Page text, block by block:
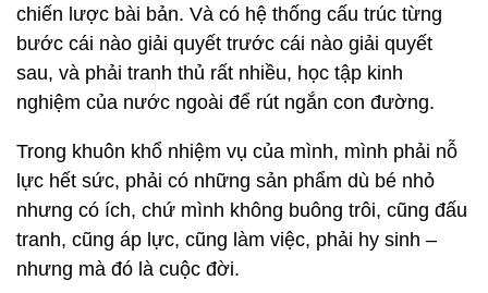
chiến lược bài bản. Và có hệ thống cấu trúc từng
bước cái nào giải quyết trước cái nào giải quyết
sau, và phải tranh thủ rất nhiều, học tập kinh
nghiệm của nước ngoài để rút ngắn con đường.
Trong khuôn khổ nhiệm vụ của mình, mình phải nỗ
lực hết sức, phải có những sản phẩm dù bé nhỏ
nhưng có ích, chứ mình không buông trôi, cũng đấu
tranh, cũng áp lực, cũng làm việc, phải hy sinh –
nhưng mà đó là cuộc đời.